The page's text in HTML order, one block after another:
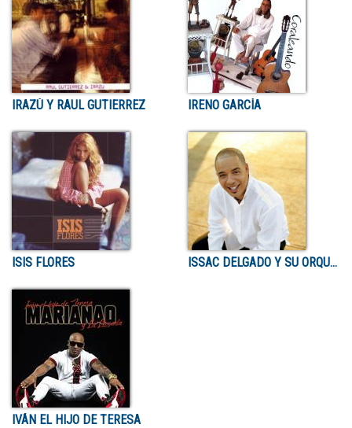
IRAZÚ Y RAUL GUTIERREZ IRENO GARCÍA
ISIS FLORES ISSAC DELGADO Y SU ORQUESTA
IVÁN EL HIJO DE TERESA